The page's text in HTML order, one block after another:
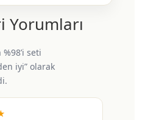
Yorumları
%98’i seti
iyi” olarak